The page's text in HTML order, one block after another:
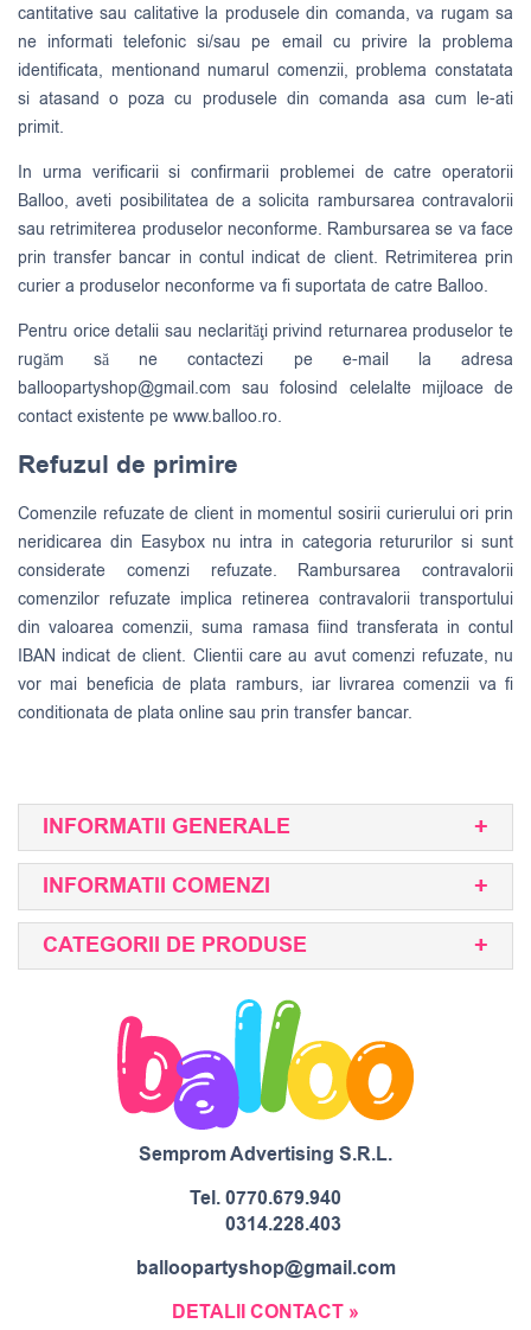
cantitative sau calitative la produsele din comanda, va rugam sa
ne informati telefonic si/sau pe email cu privire la problema
identificata, mentionand numarul comenzii, problema constatata
si atasand o poza cu produsele din comanda asa cum le-ati
primit.
In urma verificarii si confirmarii problemei de catre operatorii
Balloo, aveti posibilitatea de a solicita rambursarea contravalorii
sau retrimiterea produselor neconforme. Rambursarea se va face
prin transfer bancar in contul indicat de client. Retrimiterea prin
curier a produselor neconforme va fi suportata de catre Balloo.
Pentru orice detalii sau neclarităţi privind returnarea produselor te
rugăm să ne contactezi pe e-mail la adresa
balloopartyshop@gmail.com sau folosind celelalte mijloace de
contact existente pe www.balloo.ro.
Refuzul de primire
Comenzile refuzate de client in momentul sosirii curierului ori prin
neridicarea din Easybox nu intra in categoria retururilor si sunt
considerate comenzi refuzate. Rambursarea contravalorii
comenzilor refuzate implica retinerea contravalorii transportului
din valoarea comenzii, suma ramasa fiind transferata in contul
IBAN indicat de client. Clientii care au avut comenzi refuzate, nu
vor mai beneficia de plata ramburs, iar livrarea comenzii va fi
conditionata de plata online sau prin transfer bancar.
INFORMATII GENERALE
INFORMATII COMENZI
CATEGORII DE PRODUSE
Semprom Advertising S.R.L.
Tel.0770.679.940
0314.228.403
balloopartyshop@gmail.com
DETALII CONTACT »